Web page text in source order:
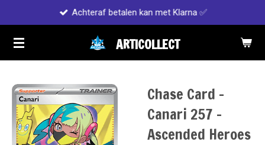
naar
de
ARTICOLLECT
Achteraf betalen kan met Klarna ✅
Chase Card -
Canari 257 -
Ascended Heroes